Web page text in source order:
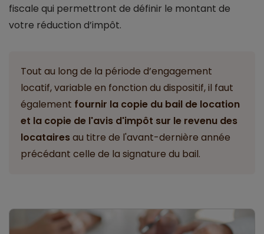
fiscale qui permettront de définir le montant de
votre réduction d’impôt.
Tout au long de la période d’engagement
locatif, variable en fonction du dispositif, il faut
également fournir la copie du bail de location
et la copie de l'avis d'impôt sur le revenu des
locatairesau titre de l'avant-dernière année
précédant celle de la signature du bail.